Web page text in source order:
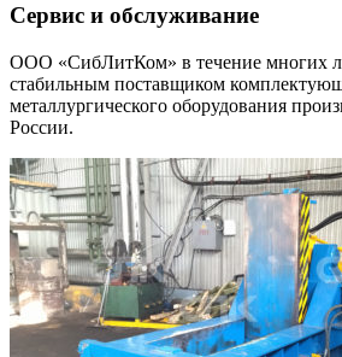
Сервис и обслуживание
ООО «СибЛитКом» в течение многих
стабильным поставщиком
металлургического оборудования
России.